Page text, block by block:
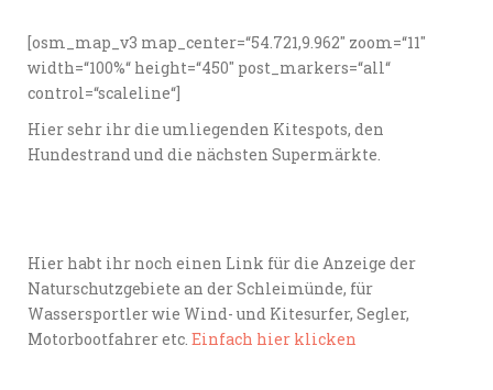
[osm_map_v3 map_center=“54.721,9.962″ zoom=“11″
width=“100%“ height=“450″ post_markers=“all“
control=“scaleline“]
Hier sehr ihr die umliegenden Kitespots, den
Hundestrand und die nächsten Supermärkte.
Hier habt ihr noch einen Link für die Anzeige der
Naturschutzgebiete an der Schleimünde, für
Wassersportler wie Wind- und Kitesurfer, Segler,
Motorbootfahrer etc. Einfach hier klicken